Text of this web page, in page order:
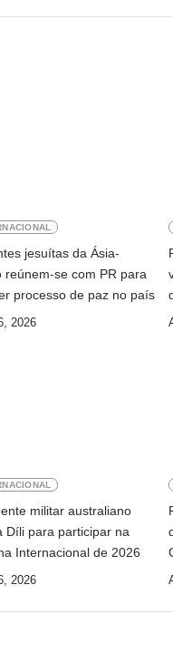
jesuítas da Ásia-
reúnem-se com PR para
processo de paz no país
2026
militar australiano
Díli para participar na
Internacional de 2026
2026